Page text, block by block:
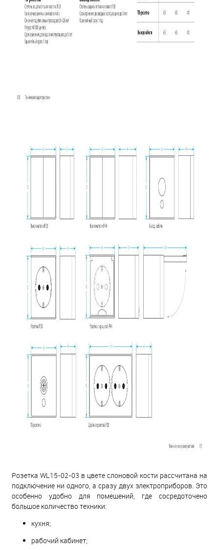
Розетка WL15-02-03 в цвете слоновой кости рассчитана на
подключение ни одного, а сразу двух электроприборов. Это
особенно удобно для помещений, где сосредоточено
большое количество техники:
кухня;
рабочий кабинет;